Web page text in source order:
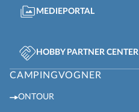
MEDIEPORTAL
HOBBY PARTNER CENTER
CAMPINGVOGNER
ONTOUR